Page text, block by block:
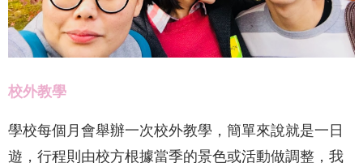
校外教學
學校每個月會舉辦一次校外教學，簡單來說就是一日
遊，行程則由校方根據當季的景色或活動做調整，我